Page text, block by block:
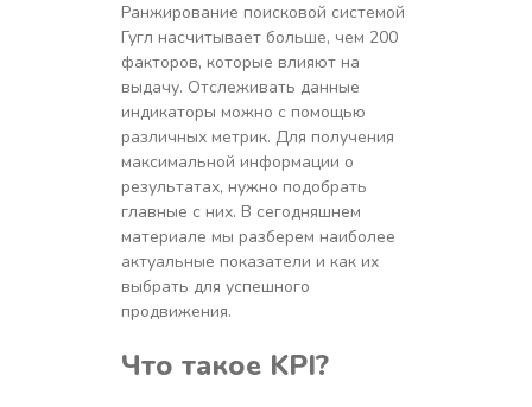
Ранжирование поисковой системой
Гугл насчитывает больше, чем 200
факторов, которые влияют на
выдачу. Отслеживать данные
индикаторы можно с помощью
различных метрик. Для получения
максимальной информации о
результатах, нужно подобрать
главные с них. В сегодняшнем
материале мы разберем наиболее
актуальные показатели и как их
выбрать для успешного
продвижения.
Что такое KPI?